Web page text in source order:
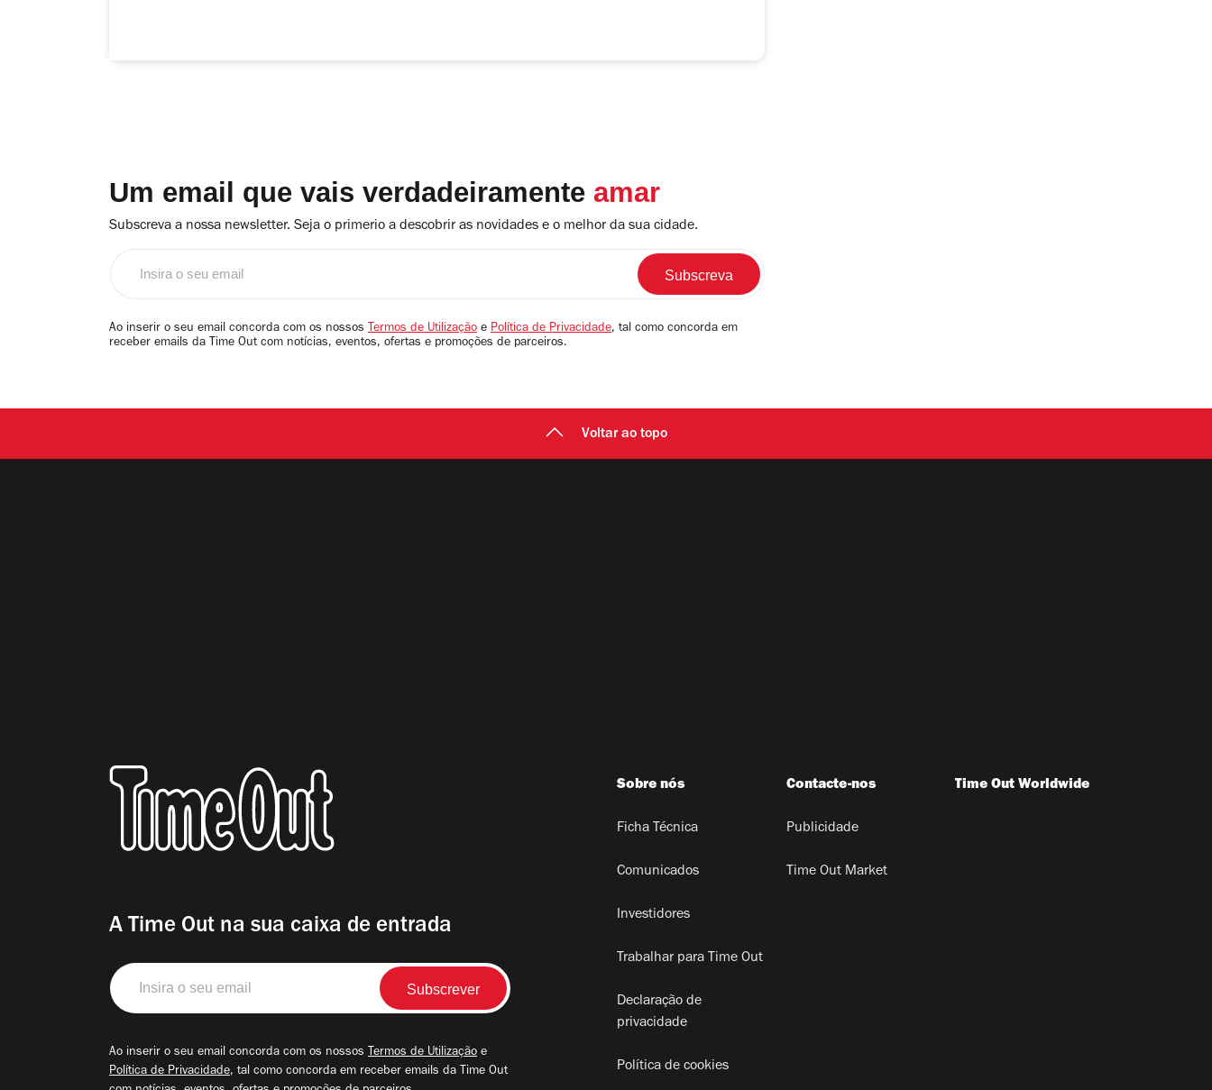
Um email que vais verdadeiramente amar
Subscreva a nossa newsletter. Seja o primerio a descobrir as novidades e o melhor da sua cidade.
email
Ao inserir o seu email concorda com os nossos Termos de Utilização e Política de Privacidade, tal como concorda em
receber emails da Time Out com notícias, eventos, ofertas e promoções de parceiros.
Voltar ao topo
A Time Out na sua caixa de entrada
Insira
o
seu
Ao inserir o seu email concorda com os nossos Termos de Utilização e
Política de Privacidade, tal como concorda em receber emails da Time Out
Sobre nós
Ficha Técnica
Comunicados
Investidores
Trabalhar para Time Out
Declaração de
privacidade
Política de cookies
Contacte-nos
Publicidade
Time Out Market
Time Out Worldwide